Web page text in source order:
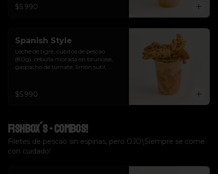
$5.990
Spanish Style
Leche de tigre, cubitos de pescao
(80g), cebolla morada en brunoise,
gaspacho de tomate, limón sutil,
$5.990
Fishbox´s - Combos!
Filetes de pescao sin espinas, pero OJO!¡Siempre se come
con cuidado!